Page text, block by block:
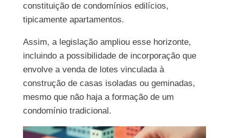
constituição de condomínios edilícios,
tipicamente apartamentos.
Assim, alegislação ampliou esse horizonte,
incluindo a possibilidade de incorporação que
envolve a venda de lotes vinculada à
construção de casas isoladas ou geminadas,
mesmo que não haja a formação de um
condomínio tradicional.